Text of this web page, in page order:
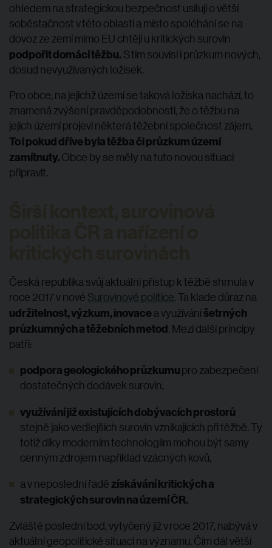
ohledem na strategickou bezpečnost usilují o větší
soběstačnost v této oblasti a místo spoléhání se na
dovoz ze zemí mimo EU chtějí u kritických surovin
podpořit domácí těžbu.S tím souvisí i průzkum nových,
dosud nevyužívaných ložisek.
Pro obce, na jejichž území se taková ložiska nachází, to
znamená zvýšení pravděpodobnosti, že o těžbu na
jejich území projeví některá těžební společnost zájem.
To i pokud dříve byla těžba či průzkum území
zamítnuty.Obce by se měly na tuto novou situaci
připravit.
Česká republika svůj aktuální přístup k těžbě shrnula v
roce 2017 v nové Surovinové politice. Ta klade důraz na
udržitelnost, výzkum, inovacea využíváníšetrných
průzkumných a těžebních metod. Mezi další principy
patří:
podpora geologického průzkumupro zabezpečení
dostatečných dodávek surovin,
využívání již existujících dobývacích prostorů
stejně jako vedlejších surovin vznikajících při těžbě. Ty
totiž díky moderním technologiím mohou být samy
cenným zdrojem například vzácných kovů,
a v neposlední řadě získávání kritických a
strategických surovin na území ČR.
Zvláště poslední bod, vytyčený již v roce 2017, nabývá v
aktuální geopolitické situaci na významu. Čím dál větší